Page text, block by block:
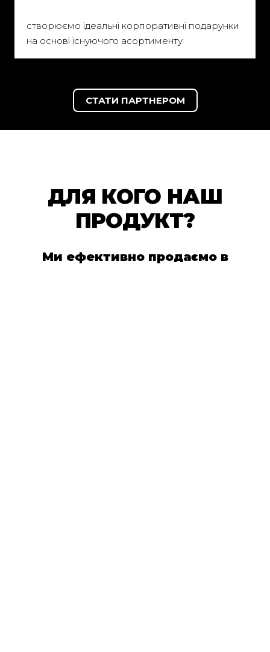
створюємо ідеальні корпоративні подарунки
на основі існуючого асортименту
СТАТИ ПАРТНЕРОМ
ДЛЯ КОГО НАШ
ПРОДУКТ?
Ми ефективно продаємо в